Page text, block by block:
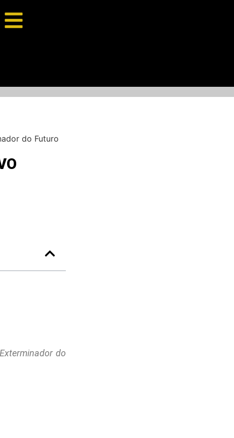
do Futuro
Exterminador do